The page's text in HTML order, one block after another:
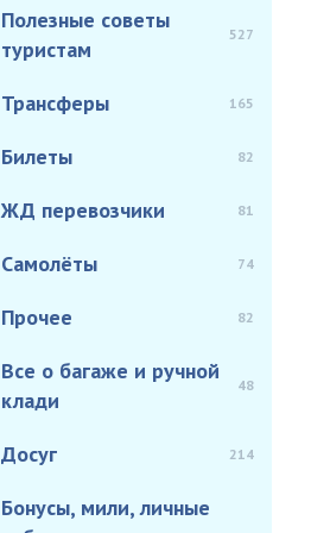
Полезные советы
туристам
527
Трансферы 165
Билеты 82
ЖД перевозчики 81
Самолёты 74
Прочее 82
Все о багаже и ручной
клади
48
Досуг 214
Бонусы, мили, личные